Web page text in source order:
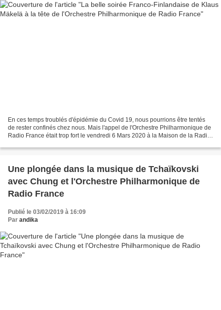
En ces temps troublés d'épidémie du Covid 19, nous pourrions être tentés
de rester confinés chez nous. Mais l'appel de l'Orchestre Philharmonique de
Radio France était trop fort le vendredi 6 Mars 2020 à la Maison de la Radio
Une plongée dans la musique de Tchaïkovski
avec Chung et l'Orchestre Philharmonique de
Radio France
Publié le 03/02/2019 à 16:09
Par andika